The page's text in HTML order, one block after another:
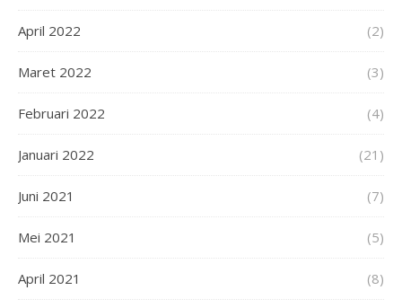
April 2022 (2)
Maret 2022 (3)
Februari 2022 (4)
Januari 2022 (21)
Juni 2021 (7)
Mei 2021 (5)
April 2021 (8)